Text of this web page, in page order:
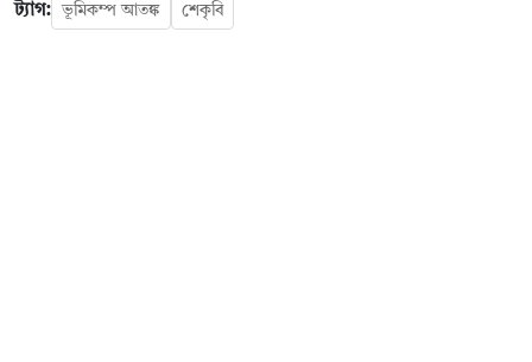
ট্যাগ: ভূমিকম্প আতঙ্ক শেকৃবি